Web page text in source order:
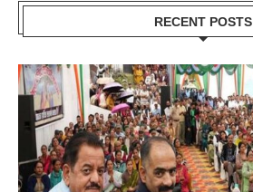
RECENT POSTS